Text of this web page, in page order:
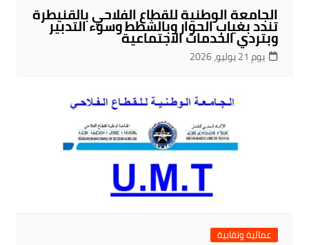
الجامعة الوطنية للقطاع الفلاحي بالقنيطرة
تندد بغياب الحوار وبالشطط وسوء التدبير
وبتردي الخدمات الاجتماعية
يوم 21 يوليو، 2026
عمالية ونقابية